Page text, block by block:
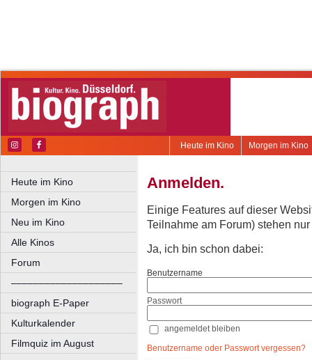
Morgen im Kino
Heute im Kino
Heute im Kino
Morgen im Kino
Neu im Kino
Alle Kinos
Forum
––––––––––––––––––––
biograph E-Paper
Kulturkalender
Filmquiz im August
Anmelden.
Einige Features auf dieser
Teilnahme am Forum) stehen
Ja, ich bin schon dabei:
Benutzername
Passwort
angemeldet bleiben
Benutzername oder Passwort vergessen?